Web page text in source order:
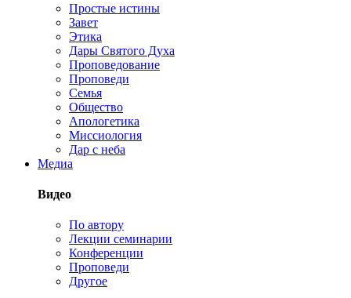
Простые истины
Завет
Этика
Дары Святого Духа
Проповедование
Проповеди
Семья
Общество
Апологетика
Миссиология
Дар с неба
Медиа
Видео
По автору
Лекции семинарии
Конференции
Проповеди
Другое